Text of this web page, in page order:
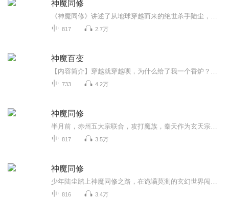
神魔同修
817 2.7万
神魔百变
733 4.2万
神魔同修
817 3.5万
神魔同修
816 3.4万